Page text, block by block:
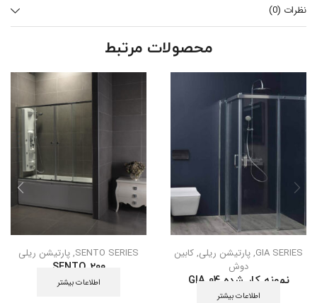
نظرات (0)
محصولات مرتبط
GIA SERIES
,پارتیشن ریلی,کابین
دوش
نمونه کار شده GIA 04
اطلاعات بیشتر
SENTO SERIES
,پارتیشن ریلی
SENTO 200
اطلاعات بیشتر